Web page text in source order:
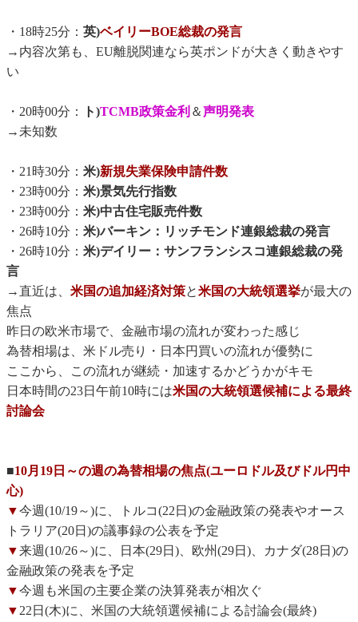
・18時25分： 英)ベイリーBOE総裁の発言
→内容次第も、EU離脱関連なら英ポンドが大きく動きやす
い
・20時00分： ト)TCMB政策金利 ＆声明発表
→未知数
・21時30分： 米)新規失業保険申請件数
・23時00分： 米)景気先行指数
・23時00分： 米)中古住宅販売件数
・26時10分： 米)バーキン：リッチモンド連銀総裁の発言
・26時10分： 米)デイリー：サンフランシスコ連銀総裁の発
言
→直近は、 米国の追加経済対策と米国の大統領選挙が最大の
焦点
昨日の欧米市場で、金融市場の流れが変わった感じ
為替相場は、米ドル売り・日本円買いの流れが優勢に
ここから、この流れが継続・加速するかどうかがキモ
日本時間の23日午前10時には米国の大統領選候補による最終
討論会
■10月19日～の週の為替相場の焦点(ユーロドル及びドル円中
心)
▼今週(10/19～)に、トルコ(22日)の金融政策の発表やオース
トラリア(20日)の議事録の公表を予定
▼来週(10/26～)に、日本(29日)、欧州(29日)、カナダ(28日)の
金融政策の発表を予定
▼今週も米国の主要企業の決算発表が相次ぐ
▼22日(木)に、米国の大統領選候補による討論会(最終)